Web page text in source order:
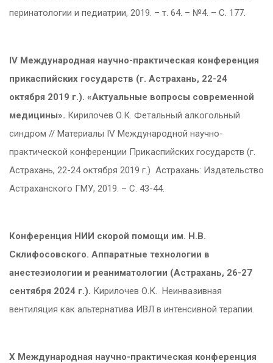
перинатологии и педиатрии, 2019. – т. 64. – №4. – С. 177.
IV Международная научно-практическая конференция
прикаспийских государств (г. Астрахань, 22-24
октября 2019 г.). «Актуальные вопросы современной
медицины». Кирилочев О.К. Фетальный алкогольный
синдром // Материалы IV Международной научно-
практической конференции Прикаспийских государств (г.
Астрахань, 22-24 октября 2019 г.) Астрахань: Издательство
Астраханского ГМУ, 2019. – С. 43-44.
Конференция НИИ скорой помощи им. Н.В.
Склифосовского. Аппаратные технологии в
анестезиологии и реаниматологии (Астрахань, 26-27
сентября 2024 г.). Кирилочев О.К. Неинвазивная
вентиляция как альтернатива ИВЛ в интенсивной терапии.
X Международная научно-практическая конференция